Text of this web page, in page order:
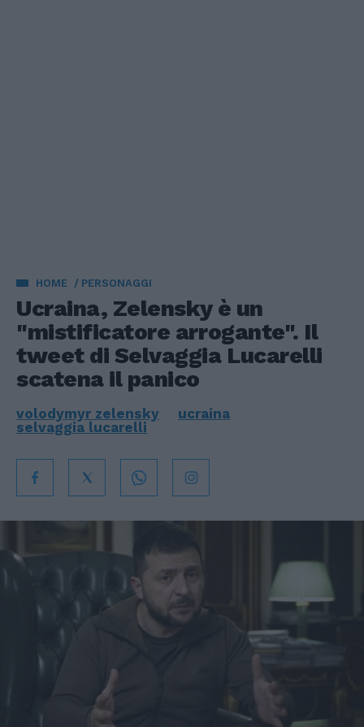
HOME PERSONAGGI
Ucraina, Zelensky è un
"mistificatore arrogante". Il
tweet di Selvaggia Lucarelli
scatena il panico
volodymyr zelensky
ucraina
selvaggia lucarelli